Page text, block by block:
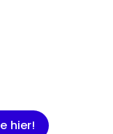
hier!